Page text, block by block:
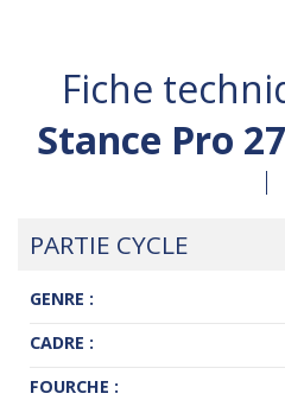
Fiche
Stance Pro
PARTIE CYCLE
GENRE :
CADRE :
FOURCHE :